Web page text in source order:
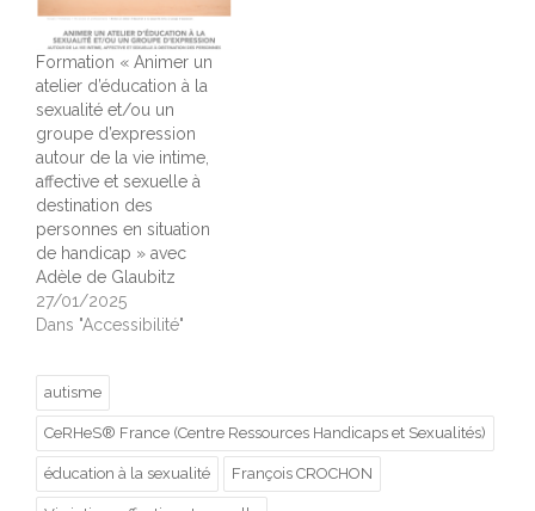
Formation « Animer un
atelier d’éducation à la
sexualité et/ou un
groupe d’expression
autour de la vie intime,
affective et sexuelle à
destination des
personnes en situation
de handicap » avec
Adèle de Glaubitz
27/01/2025
Dans "Accessibilité"
autisme
CeRHeS® France (Centre Ressources Handicaps et Sexualités)
éducation à la sexualité François CROCHON